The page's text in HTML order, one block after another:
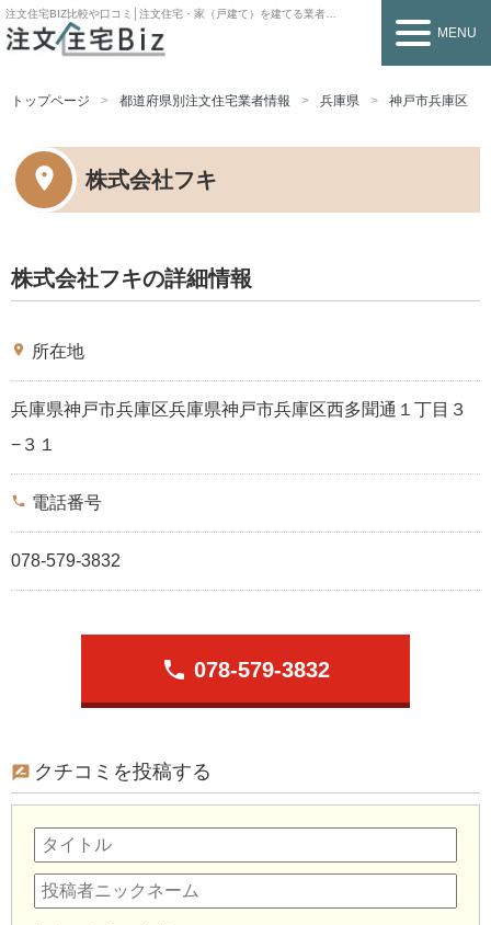
注文住宅BIZ比較や口コミ│注文住宅・家（戸建て）を建てる業者を探すなら
MENU
トップページ 都道府県別注文住宅業者情報 兵庫県 神戸市兵庫区
株式会社フキ
株式会社フキの詳細情報
place 所在地
兵庫県神戸市兵庫区兵庫県神戸市兵庫区西多聞通１丁目３
−３１
phone 電話番号
078-579-3832
phone 078-579-3832
クチコミを投稿する